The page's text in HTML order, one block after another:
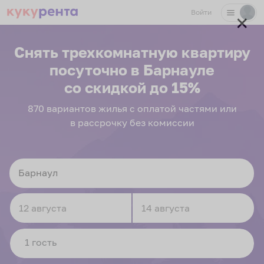
Войти
Снять трехкомнатную квартиру
посуточно в Барнауле
со скидкой до 15%
870 вариантов жилья с оплатой частями или
в рассрочку без комиссии
Navigate
forward
to
Navigate
to
✕